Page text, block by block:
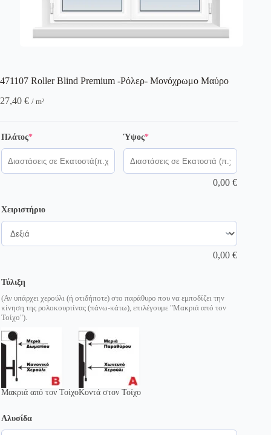
471107 Roller Blind Premium -Ρόλερ- Μονόχρωμο Μαύρο
27,40 € / m²
Πλάτος*(required) Ύψος*(required)
0,00€
Χειριστήριο
0,00€
Τύλιξη
(Αν υπάρχει χερούλι (ή οτιδήποτε) στο παράθυρο που να εμποδίζει την
κίνηση της ρολοκουρτίνας (πάνω-κάτω), επιλέγουμε "Μακριά από τον
Τοίχο").
Μακριά από τον ΤοίχοΚοντά στον Τοίχο
Αλυσίδα